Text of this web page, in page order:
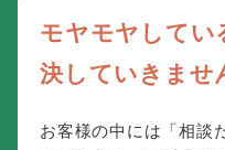
モヤモヤしてい
決していきませ
お客様の中には「相談